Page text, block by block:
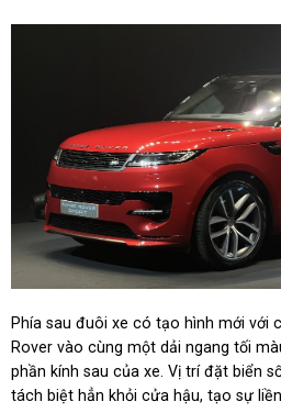
Phía sau đuôi xe có tạo hình mới với
Rover vào cùng một dải ngang tối
phần kính sau của xe. Vị trí đặt biển
tách biệt hẳn khỏi cửa hậu, tạo sự